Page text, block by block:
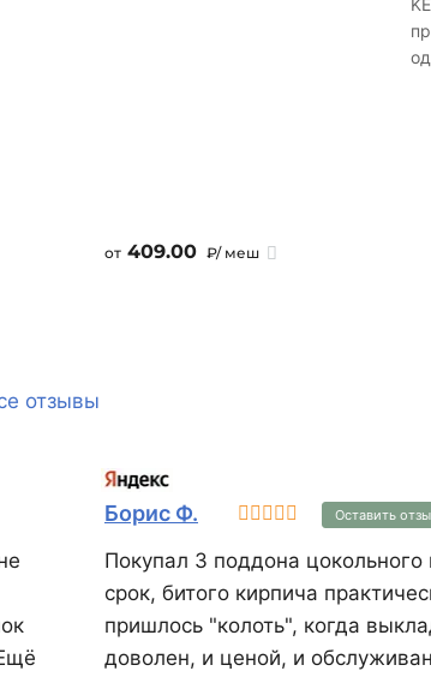
от 409.00 ₽/ меш
отзывы
Борис Ф. Оставить
Покупал 3 поддона цокольного
срок, битого кирпича
пришлось "колоть", когда
доволен, и ценой, и